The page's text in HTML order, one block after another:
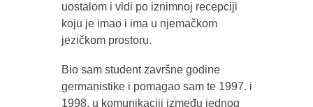
uostalom i vidi po iznimnoj recepciji
koju je imao i ima u njemačkom
jezičkom prostoru.
Bio sam student završne godine
germanistike i pomagao sam te 1997. i
1998. u komunikaciji između jednog